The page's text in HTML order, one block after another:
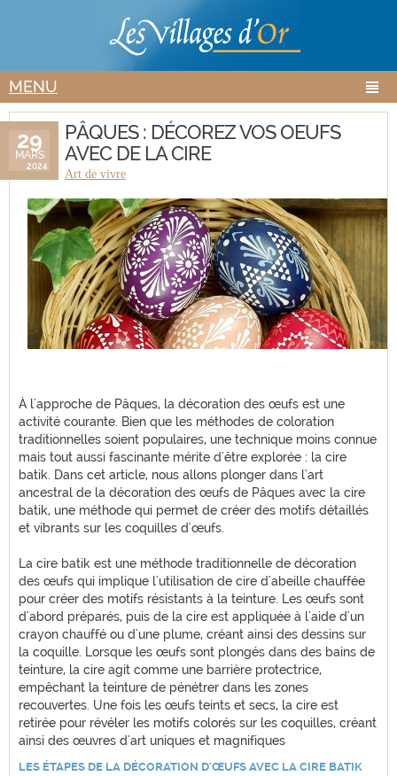
MENU
PÂQUES : DÉCOREZ VOS OEUFS
AVEC DE LA CIRE
29
MARS
2024
Art de vivre
À l'approche de Pâques, la décoration des œufs est une
activité courante. Bien que les méthodes de coloration
traditionnelles soient populaires, une technique moins connue
mais tout aussi fascinante mérite d'être explorée : la cire
batik. Dans cet article, nous allons plonger dans l'art
ancestral de la décoration des œufs de Pâques avec la cire
batik, une méthode qui permet de créer des motifs détaillés
et vibrants sur les coquilles d'œufs.
La cire batik est une méthode traditionnelle de décoration
des œufs qui implique l'utilisation de cire d'abeille chauffée
pour créer des motifs résistants à la teinture. Les œufs sont
d'abord préparés, puis de la cire est appliquée à l'aide d'un
crayon chauffé ou d'une plume, créant ainsi des dessins sur
la coquille. Lorsque les œufs sont plongés dans des bains de
teinture, la cire agit comme une barrière protectrice,
empêchant la teinture de pénétrer dans les zones
recouvertes. Une fois les œufs teints et secs, la cire est
retirée pour révéler les motifs colorés sur les coquilles, créant
ainsi des œuvres d'art uniques et magnifiques
LES ÉTAPES DE LA DÉCORATION D'ŒUFS AVEC LA CIRE BATIK